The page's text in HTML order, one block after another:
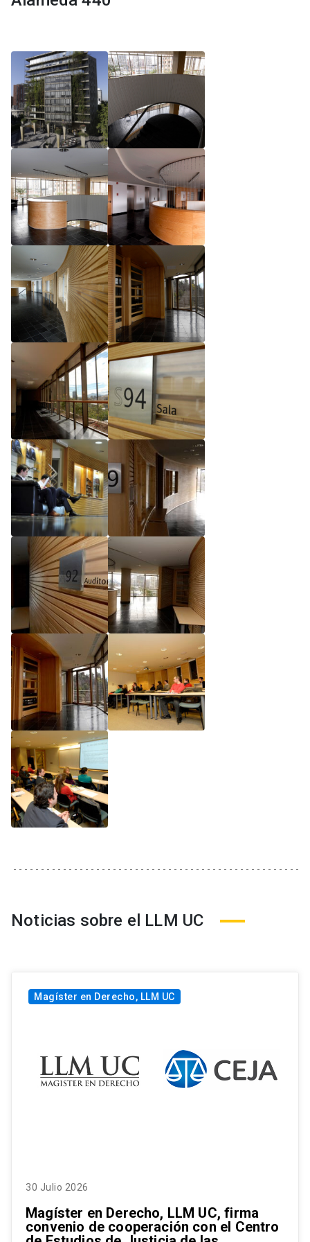
Reglamento de Magíster, Pontificia Universidad
Universidad Católica de Chile
Reglamento de Magíster, Pontificia Universidad
Católica de Chile LLM UC 2025
Reglamento de Seminarios de Graduación
Programa de Magíster en Derecho, LLM 2025
Noticias sobre el LLM UC
Magíster en Derecho, LLM UC
30 Julio 2026
Magíster en Derecho, LLM UC, firma
convenio de cooperación con el Centro